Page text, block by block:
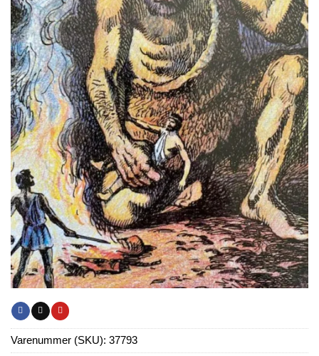
Varenummer (SKU): 37793